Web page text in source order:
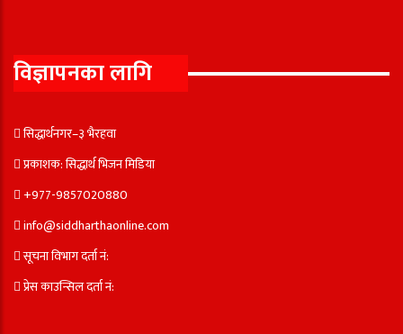
विज्ञापनका लागि
सिद्धार्थनगर–३ भैरहवा
प्रकाशक: सिद्धार्थ भिजन मिडिया
+977-9857020880
info@siddharthaonline.com
सूचना विभाग दर्ता नं:
प्रेस काउन्सिल दर्ता नं: